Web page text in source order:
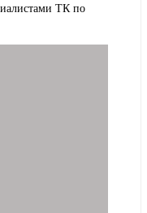
ТК по